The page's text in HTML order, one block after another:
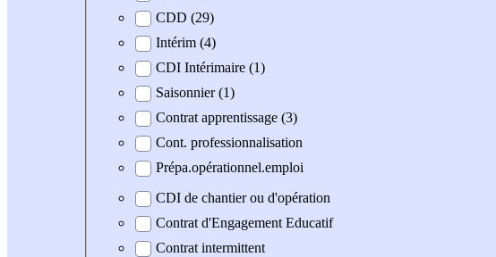
CDD (29)
Intérim (4)
CDI Intérimaire (1)
Saisonnier (1)
Contrat apprentissage (3)
Cont. professionnalisation
Prépa.opérationnel.emploi
CDI de chantier ou d'opération
Contrat d'Engagement Educatif
Contrat intermittent